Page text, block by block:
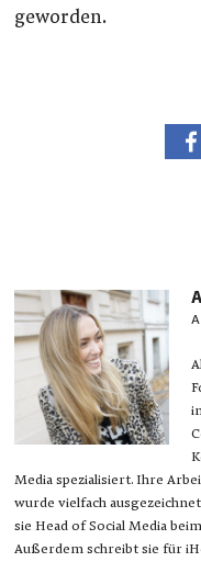
geworden.
Media spezialisiert. Ihre
wurde vielfach
sie Head of Social Media
Außerdem schreibt sie für